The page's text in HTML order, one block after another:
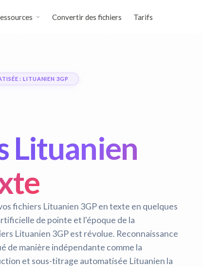
Convertir des fichiers Tarifs
: LITUANIEN 3GP
Lituanien
fichiers Lituanien 3GP en texte en quelques
de pointe et l'époque de la
Lituanien 3GP est révolue. Reconnaissance
de manière indépendante comme la
et sous-titrage automatisée Lituanien la